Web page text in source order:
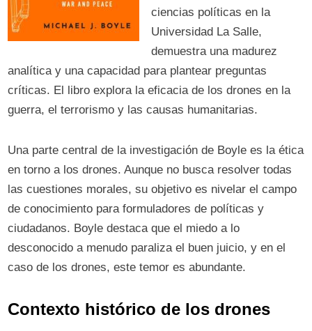
ciencias políticas en la
Universidad La Salle,
demuestra una madurez
analítica y una capacidad para plantear preguntas
críticas. El libro explora la eficacia de los drones en la
guerra, el terrorismo y las causas humanitarias.
Una parte central de la investigación de Boyle es la ética
en torno a los drones. Aunque no busca resolver todas
las cuestiones morales, su objetivo es nivelar el campo
de conocimiento para formuladores de políticas y
ciudadanos. Boyle destaca que el miedo a lo
desconocido a menudo paraliza el buen juicio, y en el
caso de los drones, este temor es abundante.
Contexto histórico de los drones